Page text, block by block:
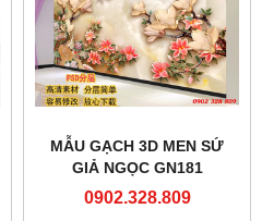
MẪU GẠCH 3D MEN SỨ
GIẢ NGỌC GN181
0902.328.809